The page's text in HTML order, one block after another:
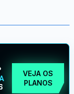
VEJA OS
PLANOS